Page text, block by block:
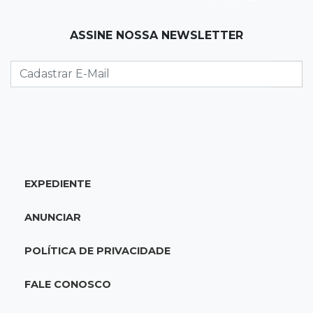
Granizo danifica telhados e plantações
durante temporal no interior
Vitória goleia Athletico-PR por 4 a 0 e avança
ASSINE NOSSA NEWSLETTER
EXPEDIENTE
ANUNCIAR
POLÍTICA DE PRIVACIDADE
FALE CONOSCO